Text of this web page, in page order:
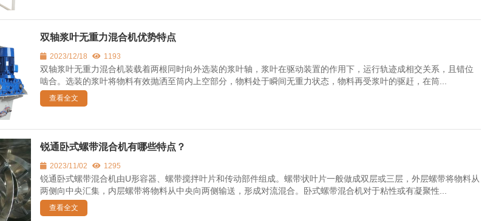
双轴浆叶无重力混合机优势特点
2023/12/18 1193
双轴浆叶无重力混合机装载着两根同时向外选装的浆叶轴，浆叶在驱动装置的作用下，运行轨迹成相交关系，且错位
啮合。选装的浆叶将物料有效抛洒至筒内上空部分，物料处于瞬间无重力状态，物料再受浆叶的驱赶，在筒...
查看全文
锐通卧式螺带混合机有哪些特点？
2023/11/02 1295
锐通卧式螺带混合机由U形容器、螺带搅拌叶片和传动部件组成。螺带状叶片一般做成双层或三层，外层螺带将物料从
两侧向中央汇集，内层螺带将物料从中央向两侧输送，形成对流混合。卧式螺带混合机对于粘性或有凝聚性...
查看全文